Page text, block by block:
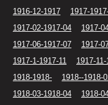
1916-12-1917
1917-
1917-02-1917-04
1917-
1917-06-1917-07
1917-
1917-1-1917-11
1917-
1918-1918-
1918--1918-
1918-03-1918-04
1918-